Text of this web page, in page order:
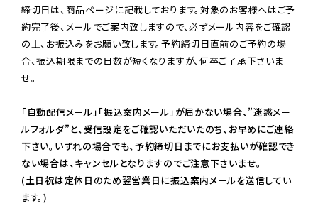
締切日は、商品ページに記載しております。対象のお客様へはご予
約完了後、メールでご案内致しますので、必ずメール内容をご確認
の上、お振込みをお願い致します。予約締切日直前のご予約の場
合、振込期限までの日数が短くなりますが、何卒ご了承下さいま
せ。
「自動配信メール」「振込案内メール」が届かない場合、”迷惑メー
ルフォルダ”と、受信設定をご確認いただいたのち、お早めにご連絡
下さい。いずれの場合でも、予約締切日までにお支払いが確認でき
ない場合は、キャンセルとなりますのでご注意下さいませ。
(土日祝は定休日のため翌営業日に振込案内メールを送信してい
ます。)